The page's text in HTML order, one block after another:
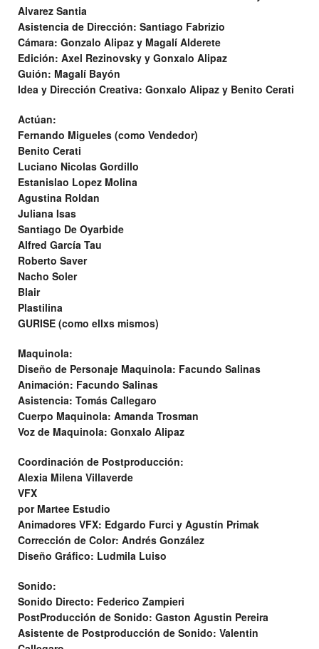
Alvarez Santia
Asistencia de Dirección: Santiago Fabrizio
Cámara: Gonzalo Alipaz y Magalí Alderete
Edición: Axel Rezinovsky y Gonxalo Alipaz
Guión: Magalí Bayón
Idea y Dirección Creativa: Gonxalo Alipaz y Benito Cerati
Actúan:
Fernando Migueles (como Vendedor)
Benito Cerati
Luciano Nicolas Gordillo
Estanislao Lopez Molina
Agustina Roldan
Juliana Isas
Santiago De Oyarbide
Alfred García Tau
Roberto Saver
Nacho Soler
Blair
Plastilina
GURISE (como ellxs mismos)
Maquinola:
Diseño de Personaje Maquinola: Facundo Salinas
Animación: Facundo Salinas
Asistencia: Tomás Callegaro
Cuerpo Maquinola: Amanda Trosman
Voz de Maquinola: Gonxalo Alipaz
Coordinación de Postproducción:
Alexia Milena Villaverde
VFX
por Martee Estudio
Animadores VFX: Edgardo Furci y Agustín Primak
Corrección de Color: Andrés González
Diseño Gráfico: Ludmila Luiso
Sonido:
Sonido Directo: Federico Zampieri
PostProducción de Sonido: Gaston Agustin Pereira
Asistente de Postproducción de Sonido: Valentin